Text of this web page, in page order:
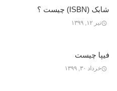
شابک (ISBN) چیست ؟
تیر ۱۲, ۱۳۹۹
فیپا چیست
خرداد ۳۰, ۱۳۹۹